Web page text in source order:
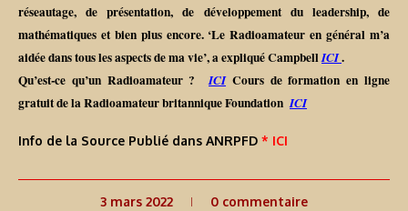
réseautage, de présentation, de développement du leadership, de
mathématiques et bien plus encore. ‘Le Radioamateur en général m’a
aidée dans tous les aspects de ma vie’, a expliqué CampbellICI.
Qu’est-ce qu’un Radioamateur ?ICICours de formation en ligne
gratuit de la Radioamateur britannique FoundationICI
Info de la Source Publié dans ANRPFD * ICI
3 mars 2022 0 commentaire